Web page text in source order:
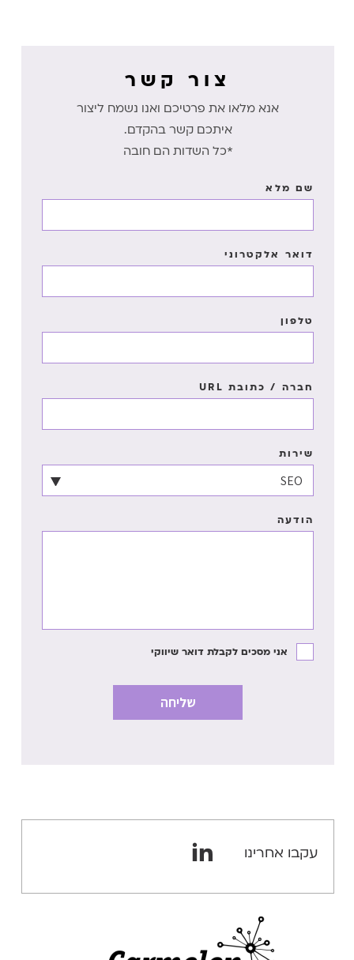
צור קשר
אנא מלאו את פרטיכם ואנו נשמח ליצור
איתכם קשר בהקדם.
*כל השדות הם חובה
שם מלא
דואר אלקטרוני
טלפון
חברה / כתובת URL
שירות
הודעה
אני מסכים לקבלת דואר שיווקי
עקבו אחרינו